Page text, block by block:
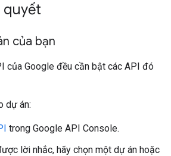
quyết
của bạn
của Google đều cần bật các API đó
dự án:
trong Google API Console.
lời nhắc, hãy chọn một dự án hoặc